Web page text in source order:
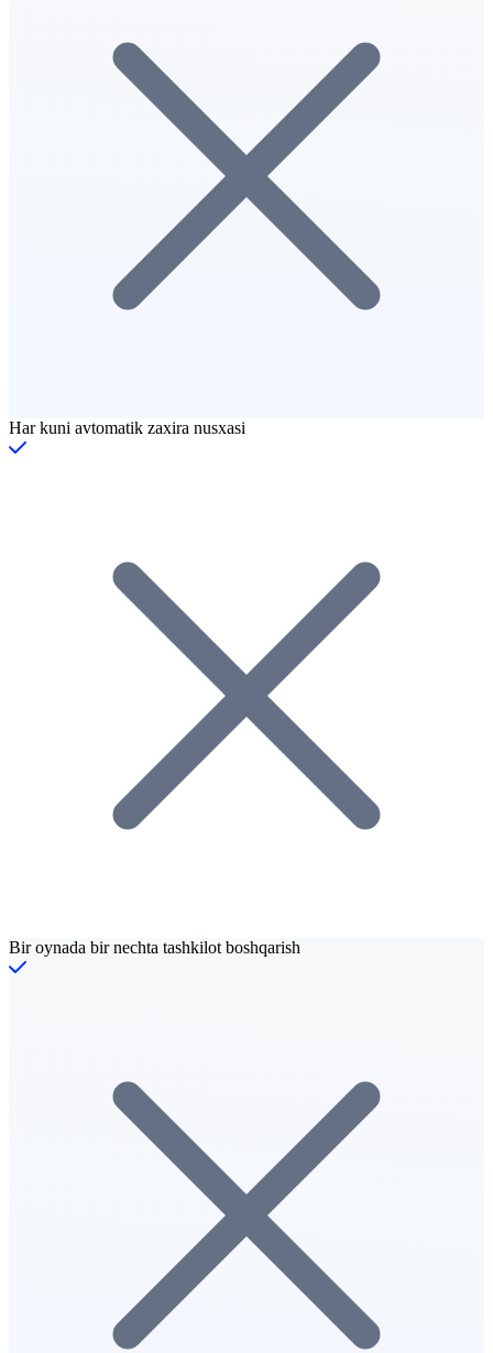
Har kuni avtomatik zaxira nusxasi
Bir oynada bir nechta tashkilot boshqarish